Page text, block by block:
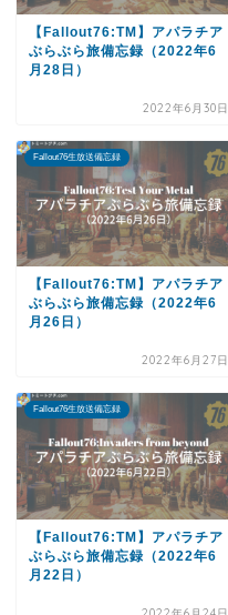
【Fallout76:TM】アパラチア
ぶらぶら旅備忘録（2022年6
月28日）
2022年6月30日
Fallout76生放送備忘録
【Fallout76:TM】アパラチア
ぶらぶら旅備忘録（2022年6
月26日）
2022年6月27日
Fallout76生放送備忘録
【Fallout76:TM】アパラチア
ぶらぶら旅備忘録（2022年6
月22日）